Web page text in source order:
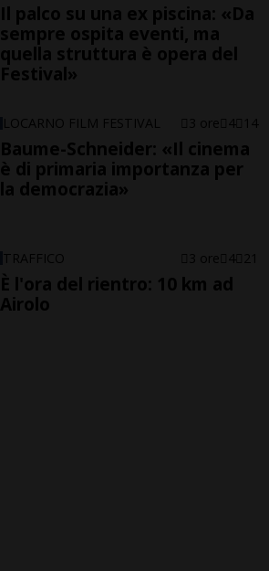
Il palco su una ex piscina: «Da
sempre ospita eventi, ma
quella struttura è opera del
Festival»
LOCARNO FILM FESTIVAL 3 ore 4 14
Baume-Schneider: «Il cinema
è di primaria importanza per
la democrazia»
TRAFFICO 3 ore 4 21
È l'ora del rientro: 10 km ad
Airolo